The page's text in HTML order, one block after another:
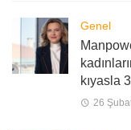
Genel
kıyasla
26